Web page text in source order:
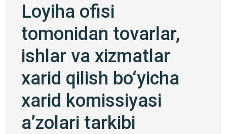
Loyiha ofisi
tomonidan tovarlar,
ishlar va xizmatlar
xarid qilish bo‘yicha
xarid komissiyasi
a’zolari tarkibi